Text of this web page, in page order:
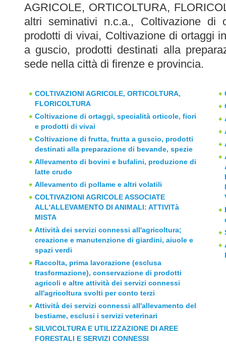
AGRICOLE, ORTICOLTURA,
altri seminativi n.c.a., Coltivazione di
prodotti di vivai, Coltivazione di ortaggi
a guscio, prodotti destinati alla
sede nella città di firenze e provincia.
COLTIVAZIONI AGRICOLE, ORTICOLTURA,
FLORICOLTURA
Coltivazione di ortaggi, specialità orticole, fiori
e prodotti di vivai
Coltivazione di frutta, frutta a guscio, prodotti
destinati alla preparazione di bevande, spezie
Allevamento di bovini e bufalini, produzione di
latte crudo
Allevamento di pollame e altri volatili
COLTIVAZIONI AGRICOLE ASSOCIATE
ALL'ALLEVAMENTO DI ANIMALI: ATTIVITà
MISTA
Attività dei servizi connessi all'agricoltura;
creazione e manutenzione di giardini, aiuole e
spazi verdi
Raccolta, prima lavorazione (esclusa
trasformazione), conservazione di prodotti
agricoli e altre attività dei servizi connessi
all'agricoltura svolti per conto terzi
Attività dei servizi connessi all'allevamento del
bestiame, esclusi i servizi veterinari
SILVICOLTURA E UTILIZZAZIONE DI AREE
FORESTALI E SERVIZI CONNESSI